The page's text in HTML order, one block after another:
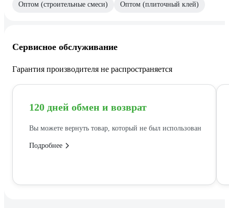
Оптом (строительные смеси) Оптом (плиточный клей)
Сервисное обслуживание
Гарантия производителя не распространяется
120 дней обмен и возврат
Вы можете вернуть товар, который не был использован
Подробнее